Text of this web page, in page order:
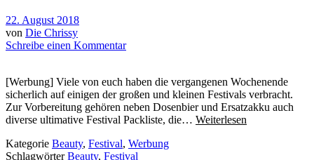
22. August 2018
von Die Chrissy
Schreibe einen Kommentar
[Werbung] Viele von euch haben die vergangenen Wochenende
sicherlich auf einigen der großen und kleinen Festivals verbracht.
Zur Vorbereitung gehören neben Dosenbier und Ersatzakku auch
diverse ultimative Festival Packliste, die… Weiterlesen
Kategorie Beauty, Festival, Werbung
SchlagwörterBeauty, Festival